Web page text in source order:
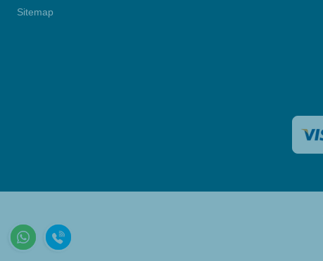
Sitemap